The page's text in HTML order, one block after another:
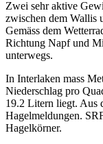
Zwei sehr aktive
zwischen dem Wallis
Gemäss dem
Richtung Napf und
unterwegs.
In Interlaken mass
Niederschlag pro
19.2 Litern liegt. Aus
Hagelmeldungen.
Hagelkörner.